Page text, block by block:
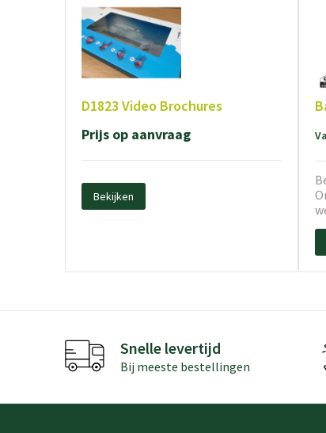
D1823 Video Brochures
Prijs op aanvraag
Bekijken
Snelle levertijd
Bij meeste bestellingen